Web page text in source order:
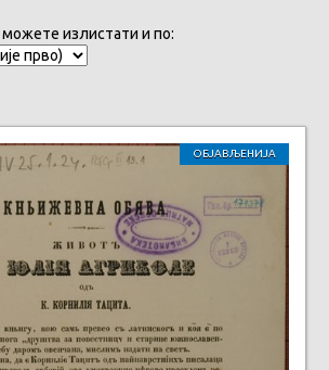
излистати и по:
ОБЈАВЉЕНИЈА